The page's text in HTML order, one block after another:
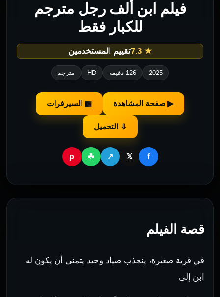
فيلم ابن ألف رجل مترجم
للكبار فقط
★ 7.3 تقييم المستخدمين
2025 126 دقيقة HD مترجم
▶ صفحة المشاهدة ▦ السيرفرات
⇩ التحميل
f
𝕏
↗
☘
p
قصة الفيلم
في قرية صغيرة، ينجذب صياد وحيد يتمنى أن يكون له
ابن إلى